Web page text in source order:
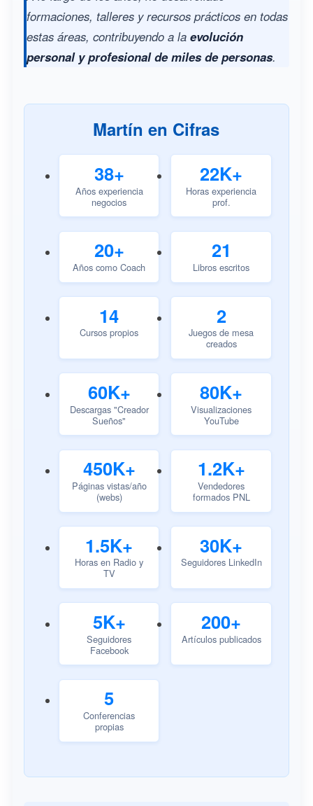
formaciones, talleres y recursos prácticos en todas
estas áreas, contribuyendo a la evolución
personal y profesional de miles de personas.
Martín en Cifras
38+
Años experiencia
negocios
22K+
Horas experiencia
prof.
20+
Años como Coach
21
Libros escritos
14
Cursos propios
2
Juegos de mesa
creados
60K+
Descargas "Creador
Sueños"
80K+
Visualizaciones
YouTube
450K+
Páginas vistas/año
(webs)
1.2K+
Vendedores
formados PNL
1.5K+
Horas en Radio y
TV
30K+
Seguidores LinkedIn
5K+
Seguidores
Facebook
200+
Artículos publicados
5
Conferencias
propias